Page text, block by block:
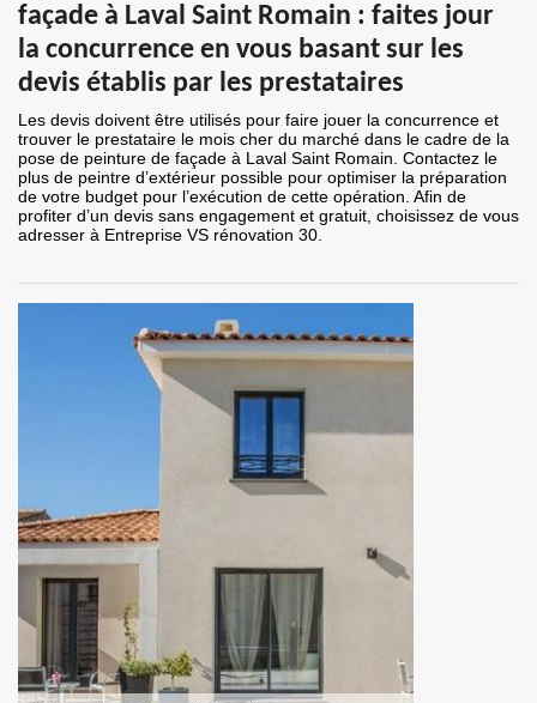
façade à Laval Saint Romain : faites jour
la concurrence en vous basant sur les
devis établis par les prestataires
Les devis doivent être utilisés pour faire jouer la concurrence et
trouver le prestataire le mois cher du marché dans le cadre de la
pose de peinture de façade à Laval Saint Romain. Contactez le
plus de peintre d’extérieur possible pour optimiser la préparation
de votre budget pour l’exécution de cette opération. Afin de
profiter d’un devis sans engagement et gratuit, choisissez de vous
adresser à Entreprise VS rénovation 30.